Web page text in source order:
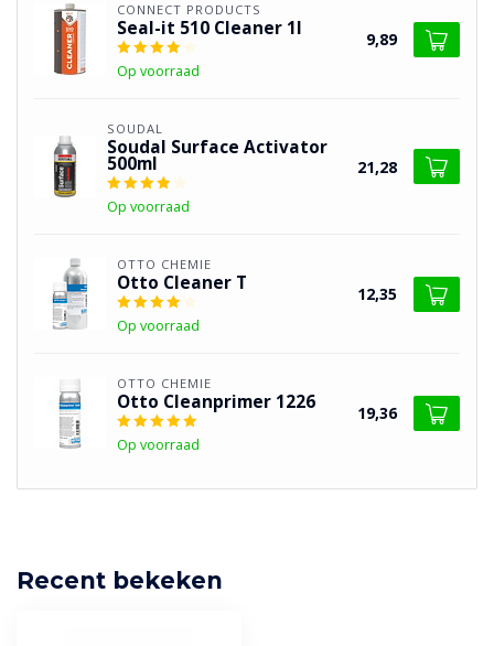
CONNECT PRODUCTS
Seal-it 510 Cleaner 1l
Op voorraad
9,89
SOUDAL
Soudal Surface Activator
500ml
Op voorraad
21,28
OTTO CHEMIE
Otto Cleaner T
Op voorraad
12,35
OTTO CHEMIE
Otto Cleanprimer 1226
Op voorraad
19,36
Recent bekeken